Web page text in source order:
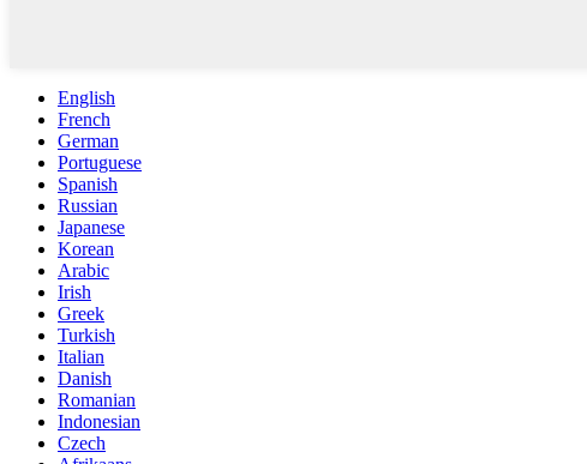
English
French
German
Portuguese
Spanish
Russian
Japanese
Korean
Arabic
Irish
Greek
Turkish
Italian
Danish
Romanian
Indonesian
Czech